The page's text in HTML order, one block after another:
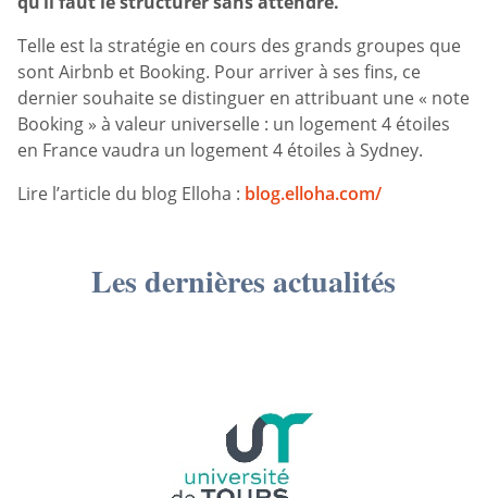
Telle est la stratégie en cours des grands groupes que
sont Airbnb et Booking. Pour arriver à ses fins, ce
dernier souhaite se distinguer en attribuant une « note
Booking » à valeur universelle : un logement 4 étoiles
en France vaudra un logement 4 étoiles à Sydney.
Lire l’article du blog Elloha : blog.elloha.com/
Les dernières actualités